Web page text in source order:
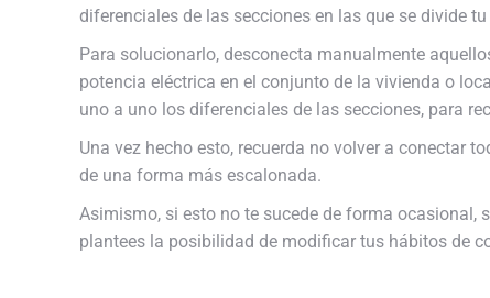
diferenciales de las secciones en las que se divide
Para solucionarlo, desconecta manualmente
potencia eléctrica en el conjunto de la vivienda o
uno a uno los diferenciales de las secciones, para
Una vez hecho esto, recuerda no volver a conectar
de una forma más escalonada.
Asimismo, si esto no te sucede de forma ocasional,
plantees la posibilidad de modificar tus hábitos de